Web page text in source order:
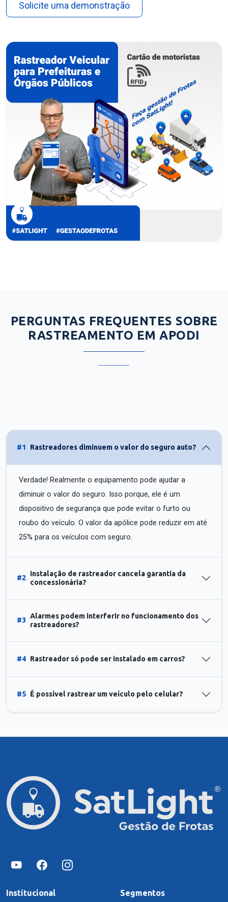
Solicite uma demonstração
PERGUNTAS FREQUENTES SOBRE
RASTREAMENTO EM APODI
#1 Rastreadores diminuem o valor do seguro auto?
Verdade! Realmente o equipamento pode ajudar a
diminuir o valor do seguro. Isso porque, ele é um
dispositivo de segurança que pode evitar o furto ou
roubo do veículo. O valor da apólice pode reduzir em até
25% para os veículos com seguro.
#2
Instalação de rastreador cancela garantia da
concessionária?
#3
Alarmes podem interferir no funcionamento dos
rastreadores?
#4 Rastreador só pode ser instalado em carros?
#5 É possível rastrear um veículo pelo celular?
Institucional Segmentos